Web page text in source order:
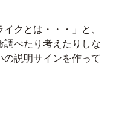
イクとは・・・」と、
調べたり考えたりしな
の説明サインを作って